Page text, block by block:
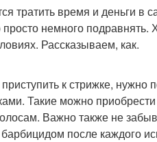
тратить время и деньги в
немного подравнять.
Рассказываем, как.
к стрижке,
Такие можно
Важно также не
после каждого